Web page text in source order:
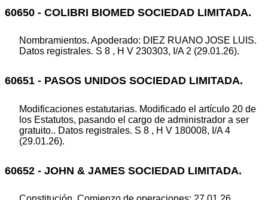
60650 - COLIBRI BIOMED SOCIEDAD LIMITADA.
Nombramientos. Apoderado: DIEZ RUANO JOSE LUIS.
Datos registrales. S 8 , H V 230303, I/A 2 (29.01.26).
60651 - PASOS UNIDOS SOCIEDAD LIMITADA.
Modificaciones estatutarias. Modificado el artículo 20 de
los Estatutos, pasando el cargo de administrador a ser
gratuito.. Datos registrales. S 8 , H V 180008, I/A 4
(29.01.26).
60652 - JOHN & JAMES SOCIEDAD LIMITADA.